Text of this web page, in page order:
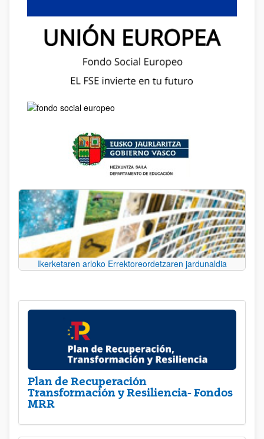
Ikerketaren arloko Errektoreordetzaren jardunaldia
Plan de Recuperación
Transformación y Resiliencia- Fondos
MRR